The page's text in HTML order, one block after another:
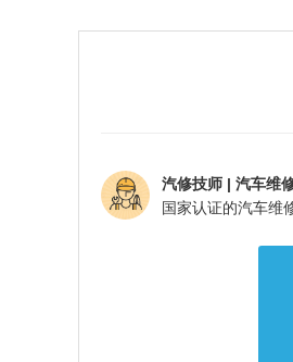
汽修技师 | 汽车维